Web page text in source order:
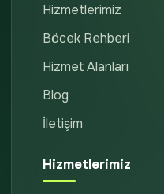
Hizmetlerimiz
Böcek Rehberi
Hizmet Alanları
Blog
İletişim
Hizmetlerimiz